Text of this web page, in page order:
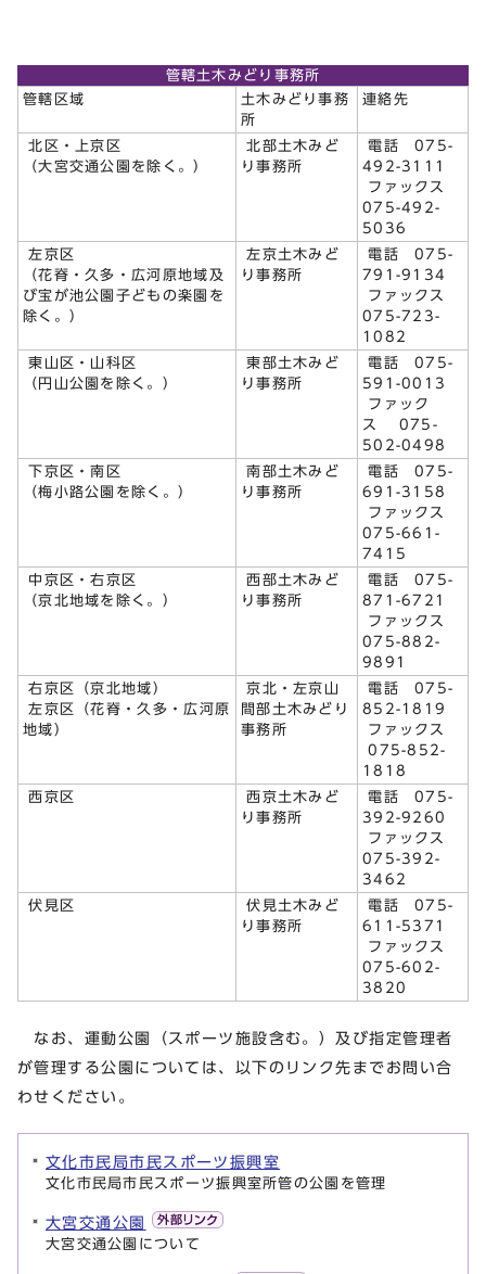
管轄土木みどり事務所
管轄区域
土木みどり事務
所
連絡先
北区・上京区
（大宮交通公園を除く。）
北部土木みど
り事務所
電話 075-
492-3111
ファックス
075-492-
5036
左京区
（花脊・久多・広河原地域及
び宝が池公園子どもの楽園を
除く。）
左京土木みど
り事務所
電話 075-
791-9134
ファックス
075-723-
1082
東山区・山科区
（円山公園を除く。）
東部土木みど
り事務所
電話 075-
591-0013
ファック
ス 075-
502-0498
下京区・南区
（梅小路公園を除く。）
南部土木みど
り事務所
電話 075-
691-3158
ファックス
075-661-
7415
中京区・右京区
（京北地域を除く。）
西部土木みど
り事務所
電話 075-
871-6721
ファックス
075-882-
9891
右京区（京北地域）
左京区（花脊・久多・広河原
地域）
京北・左京山
間部土木みどり
事務所
電話 075-
852-1819
ファックス
075-852-
1818
西京区
西京土木みど
り事務所
電話 075-
392-9260
ファックス
075-392-
3462
伏見区
伏見土木みど
り事務所
電話 075-
611-5371
ファックス
075-602-
3820
なお、運動公園（スポーツ施設含む。）及び指定管理者
が管理する公園については、以下のリンク先までお問い合
わせください。
文化市民局市民スポーツ振興室
文化市民局市民スポーツ振興室所管の公園を管理
大宮交通公園
大宮交通公園について